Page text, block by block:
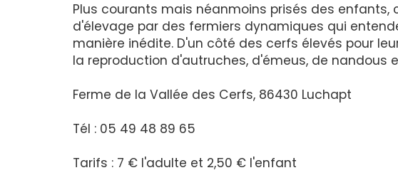
Plus courants mais néanmoins prisés des
d'élevage par des fermiers dynamiques qui
manière inédite. D'un côté des cerfs élevés pour
la reproduction d'autruches, d'émeus, de nandous
Ferme de la Vallée des Cerfs, 86430 Luchapt
Tél : 05 49 48 89 65
Tarifs : 7 € l'adulte et 2,50 € l'enfant